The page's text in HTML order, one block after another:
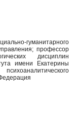
гуманитарного
профессор
дисциплин
имени Екатерины